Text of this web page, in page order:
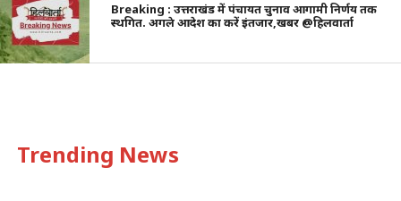
Breaking : उत्तराखंड में पंचायत चुनाव आगामी निर्णय तक
स्थगित. अगले आदेश का करें इंतजार,खबर @हिलवार्ता
Trending News